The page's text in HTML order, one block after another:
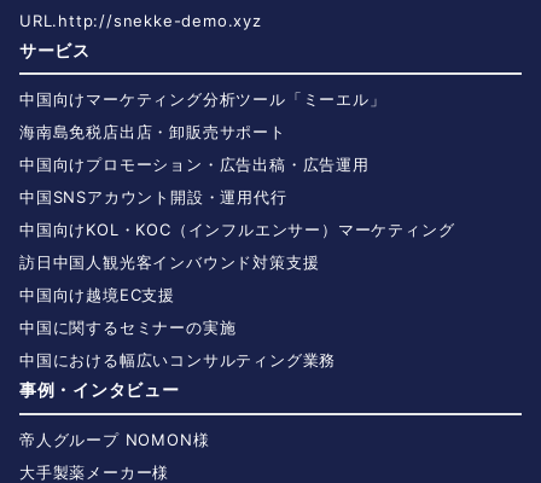
URL.http://snekke-demo.xyz
サービス
中国向けマーケティング分析ツール「ミーエル」
海南島免税店出店・卸販売サポート
中国向けプロモーション・広告出稿・広告運用
中国SNSアカウント開設・運用代行
中国向けKOL・KOC（インフルエンサー）マーケティング
訪日中国人観光客インバウンド対策支援
中国向け越境EC支援
中国に関するセミナーの実施
中国における幅広いコンサルティング業務
事例・インタビュー
帝人グループ NOMON様
大手製薬メーカー様